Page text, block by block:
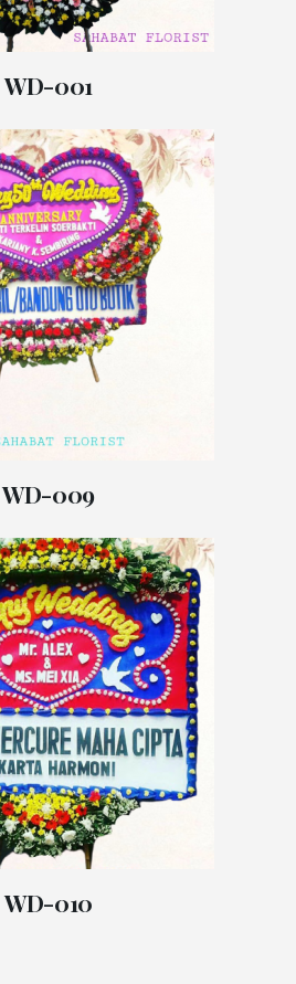
WD-001
WD-009
WD-010